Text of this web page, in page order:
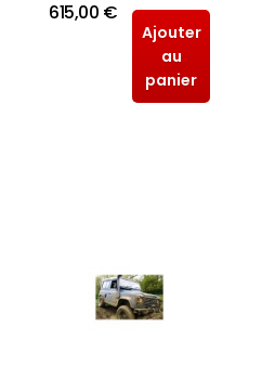
615,00 €
Ajouter
au
panier